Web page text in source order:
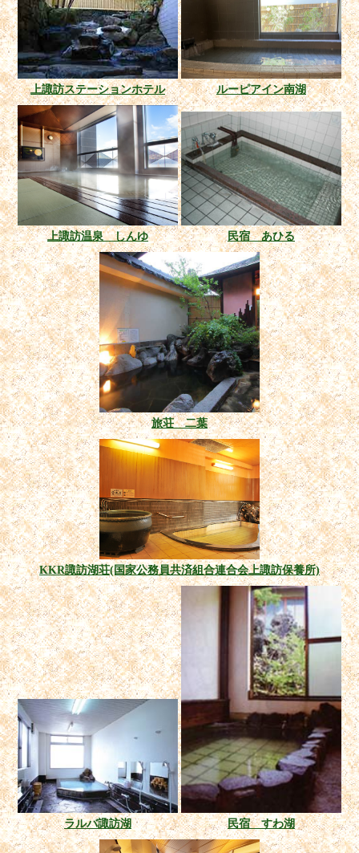
上諏訪ステーションホテル ルーピアイン南湖
上諏訪温泉 しんゆ 民宿 あひる
旅荘 二葉
KKR諏訪湖荘(国家公務員共済組合連合会上諏訪保養所)
ラルバ諏訪湖 民宿 すわ湖